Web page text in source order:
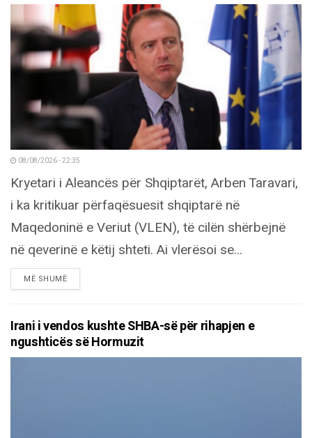
08/08/2026 - 22:35
Kryetari i Aleancës për Shqiptarët, Arben Taravari,
i ka kritikuar përfaqësuesit shqiptarë në
Maqedoninë e Veriut (VLEN), të cilën shërbejnë
në qeverinë e këtij shteti. Ai vlerësoi se...
MË SHUMËDETAILS
Irani i vendos kushte SHBA-së për rihapjen e
ngushticës së Hormuzit